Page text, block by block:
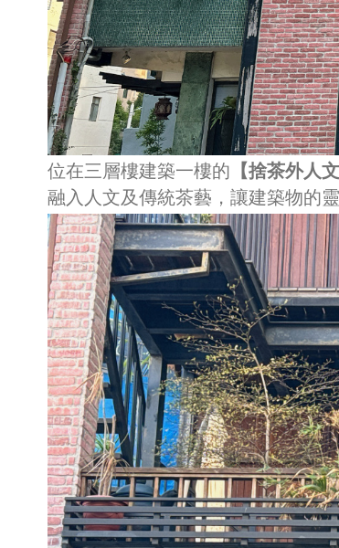
位在三層樓建築一樓的 【捨茶外人
融入人文及傳統茶藝，讓建築物的靈